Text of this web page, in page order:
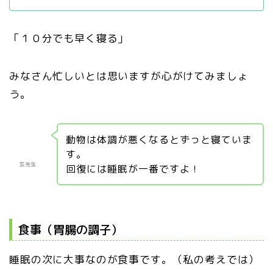
「１０分でも早く寝る」
みなさん忙しいとは思いますが心がけてみましょ
う。
玄先生
動物は体調が悪くなるとずっと寝ていま
す。
回復には睡眠が一番ですよ！
食事（胃腸の調子）
睡眠の次に大事なのが食事です。（私の考えでは）